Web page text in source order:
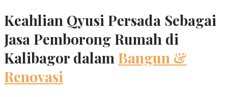
Keahlian Qyusi Persada Sebagai
Jasa Pemborong Rumah di
Kalibagor dalam Bangun &
Renovasi